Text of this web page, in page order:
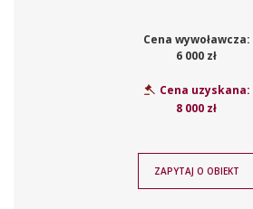
Cena wywoławcza:
6 000 zł
Cena uzyskana:
8 000 zł
ZAPYTAJ O OBIEKT